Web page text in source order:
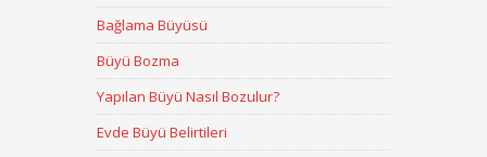
Bağlama Büyüsü
Büyü Bozma
Yapılan Büyü Nasıl Bozulur?
Evde Büyü Belirtileri